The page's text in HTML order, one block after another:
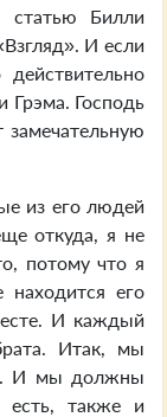
статью Билли
И если
Господь
замечательную
из его людей
откуда, я не
потому что я
его
И каждый
Итак, мы
И мы должны
есть, также и